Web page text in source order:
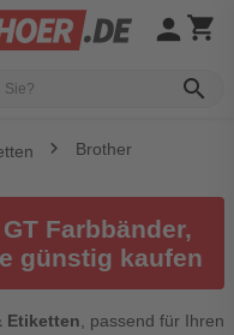
search
person shopping_cart
Brother
Farbbänder,
günstig kaufen
Etiketten, passend für Ihren